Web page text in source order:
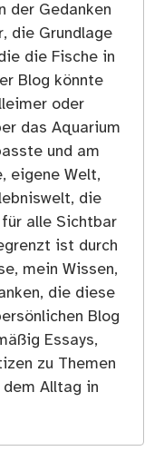
der Gedanken
die Grundlage
die Fische in
Blog könnte
oder
das Aquarium
und am
eigene Welt,
die
für alle Sichtbar
ist durch
mein Wissen,
die diese
Blog
Essays,
zu Themen
Alltag in